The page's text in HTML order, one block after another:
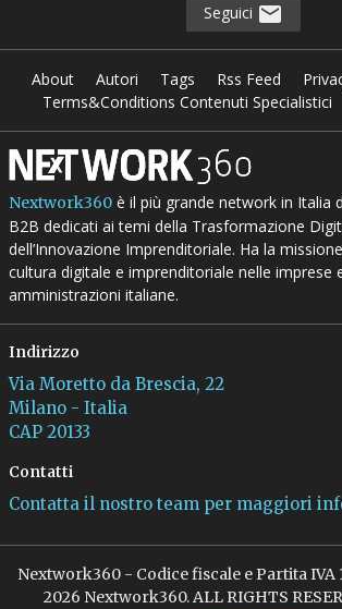
Seguici
About Autori Tags Rss Feed
Terms&Conditions Contenuti Specialistici
Nextwork360è il più grande network in Italia
B2B dedicati ai temi della Trasformazione
dell’Innovazione Imprenditoriale. Ha la
cultura digitale e imprenditoriale nelle imprese
amministrazioni italiane.
Indirizzo
Via Moretto da Brescia, 22
Milano - Italia
CAP 20133
Contatti
Contatta il nostro team per maggiori
Nextwork360 - Codice fiscale e Partita
2026 Nextwork360. ALL RIGHTS